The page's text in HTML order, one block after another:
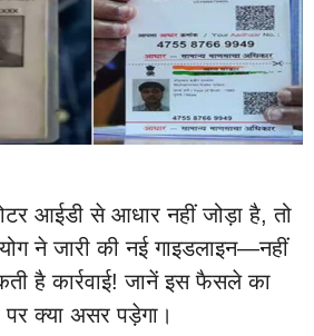
आईडी से आधार नहीं जोड़ा है, तो
ने जारी की नई गाइडलाइन—नहीं
है कार्रवाई! जानें इस फैसले का
क्या असर पड़ेगा।